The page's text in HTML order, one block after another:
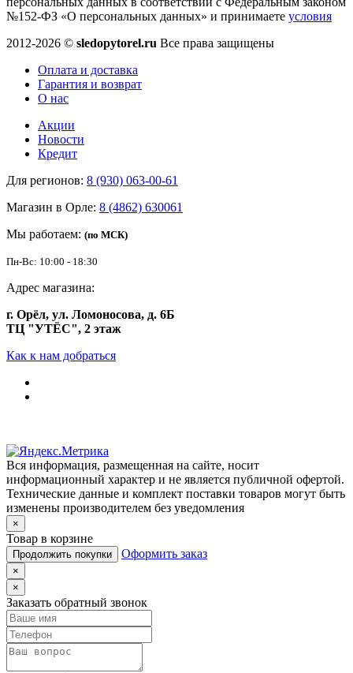
№152-ФЗ «О персональных данных» и принимаете условия
2012-2026 © sledopytorel.ru Все права защищены
Оплата и доставка
Гарантия и возврат
О нас
Акции
Новости
Кредит
Для регионов: 8 (930) 063-00-61
Магазин в Орле: 8 (4862) 630061
Мы работаем: (по МСК)
Пн-Вс: 10:00 - 18:30
Адрес магазина:
г. Орёл, ул. Ломоносова, д. 6Б
ТЦ "УТЁС", 2 этаж
Как к нам добраться
Вся информация, размещенная на сайте, носит
информационный характер и не является публичной офертой.
Технические данные и комплект поставки товаров могут быть
изменены производителем без уведомления
×
Товар в корзине
Продолжить покупки Оформить заказ
×
×
Заказать обратный звонок